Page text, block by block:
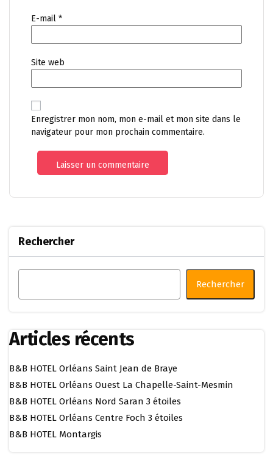
E-mail *
Site web
Enregistrer mon nom, mon e-mail et mon site dans le
navigateur pour mon prochain commentaire.
Rechercher
Rechercher
Articles récents
B&B HOTEL Orléans Saint Jean de Braye
B&B HOTEL Orléans Ouest La Chapelle-Saint-Mesmin
B&B HOTEL Orléans Nord Saran 3 étoiles
B&B HOTEL Orléans Centre Foch 3 étoiles
B&B HOTEL Montargis